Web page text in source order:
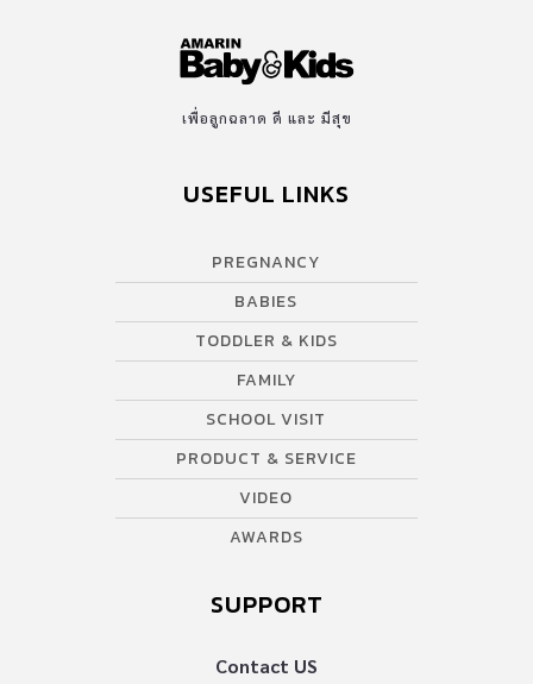
เพื่อลูกฉลาด ดี และ มีสุข
USEFUL LINKS
PREGNANCY
BABIES
TODDLER & KIDS
FAMILY
SCHOOL VISIT
PRODUCT & SERVICE
VIDEO
AWARDS
SUPPORT
Contact US